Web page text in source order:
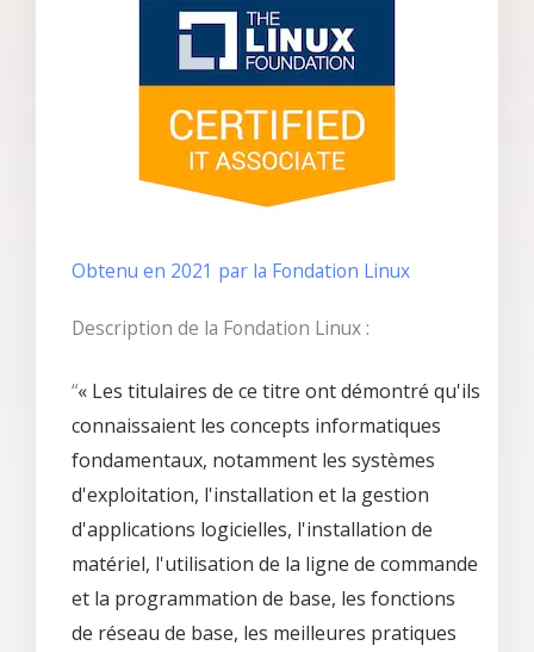
Obtenu en 2021 par la Fondation Linux
Description de la Fondation Linux :
“« Les titulaires de ce titre ont démontré qu'ils
connaissaient les concepts informatiques
fondamentaux, notamment les systèmes
d'exploitation, l'installation et la gestion
d'applications logicielles, l'installation de
matériel, l'utilisation de la ligne de commande
et la programmation de base, les fonctions
de réseau de base, les meilleures pratiques